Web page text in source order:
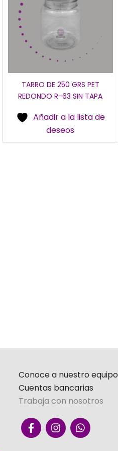
TARRO DE 250 GRS PET
REDONDO R-63 SIN TAPA
Añadir a la lista de
deseos
Conoce a nuestro equipo
Cuentas bancarias
Trabaja con nosotros
F
a
c
I
n
s
W
h
a